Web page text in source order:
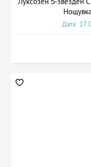
Дата: